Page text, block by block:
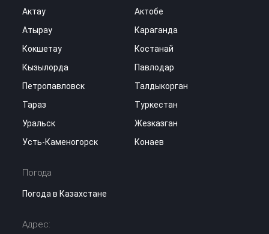
Актау
Актобе
Атырау
Караганда
Кокшетау
Костанай
Кызылорда
Павлодар
Петропавловск
Талдыкорган
Тараз
Туркестан
Уральск
Жезказган
Усть-Каменогорск
Конаев
Погода
Погода в Казахстане
Адрес: